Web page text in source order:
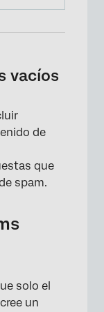
vacíos
de
que
spam.
solo el
un